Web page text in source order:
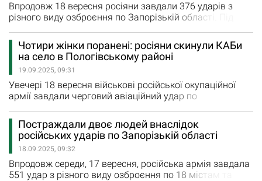
Впродовж 18 вересня росіяни завдали 376 ударів з
різного виду озброєння по Запорізькій області. Під
Внаслідок авіаудару по Пологівському району
поранення отримали чотири жінки. Загалом впродовж
четверга росіяни завдали п’ять авіаударів по
Гуляйполю, Воздвижівці, Червоному та Малинівці, а
також тричі обстріляли…
Чотири жінки поранені: росіяни скинули КАБи
на село в Пологівському районі
19.09.2025, 09:31
Увечері 18 вересня військові російської окупаційної
армії завдали черговий авіаційний удар по
скинув щонайменше три авіабомби на Воздвижівку.
Ворожі авіабомби зруйнували будинки та господарчі
споруди на кількох вулицях. Четверо жінок отримали
поранення. Постраждалим 29, 50, 63 та 88 років. Лікарі
надають їм всю необхідну…
Постраждали двоє людей внаслідок
російських ударів по Запорізькій області
18.09.2025, 09:32
Впродовж середи, 17 вересня, російська армія завдала
551 удар з різного виду озброєння по 18 містам та